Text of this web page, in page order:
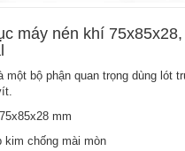
máy nén khí
một bộ phận quan trọng dùng lót
75x85x28 mm
kim chống mài mòn